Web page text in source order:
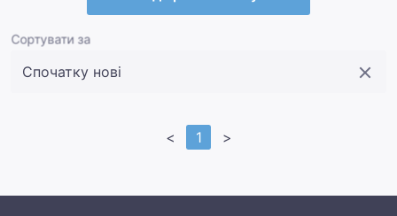
Сортувати за
< 1 >